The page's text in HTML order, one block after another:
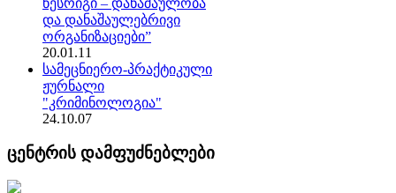
წესრიგი – დანაშაულობა
და დანაშაულებრივი
ორგანიზაციები”
20.01.11
სამეცნიერო-პრაქტიკული
ჟურნალი
"კრიმინოლოგია"
24.10.07
ცენტრის დამფუძნებლები